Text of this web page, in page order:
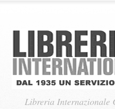
Libreria Internazionale